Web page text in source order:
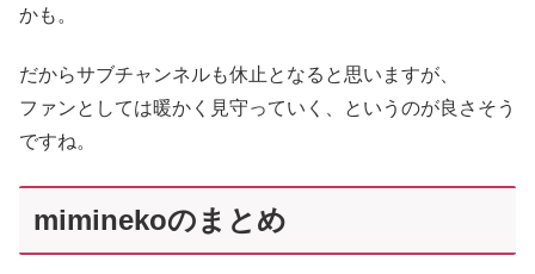
かも。
だからサブチャンネルも休止となると思いますが、
ファンとしては暖かく見守っていく、というのが良さそう
ですね。
miminekoのまとめ